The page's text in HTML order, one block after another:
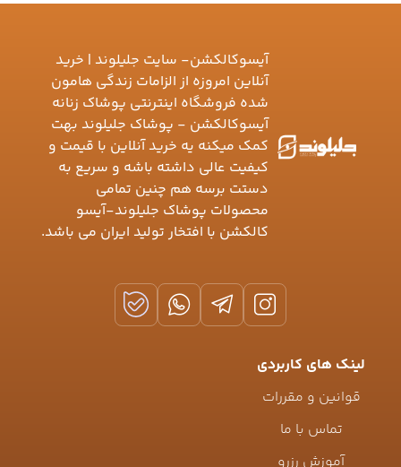
آیسوکالکشن- سایت جلیلوند | خرید
آنلاین امروزه از الزامات زندگی هامون
شده فروشگاه اینترنتی پوشاک زنانه
آیسوکالکشن - پوشاک جلیلوند بهت
کمک میکنه یه خرید آنلاین با قیمت و
کیفیت عالی داشته باشه و سریع به
دستت برسه هم چنین تمامی
محصولات پوشاک جلیلوند-آیسو
کالکشن با افتخار تولید ایران می باشد.
لینک های کاربردی
قوانین و مقررات
تماس با ما
آموزش رزرو